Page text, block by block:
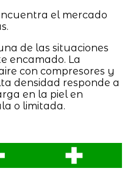
el mercado
de las situaciones
encamado. La
con compresores y
densidad responde a
en la piel en
o limitada.